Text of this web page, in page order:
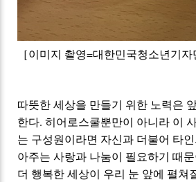
［이미지 촬영=대한민국청소년기자
따뜻한 세상을 만들기 위한 노력은
한다.히어로스쿨뿐만이 아니라 이
는 구성원이라면 자신과 더불어 타
아주는 사랑과 나눔이 필요하기 때
더 행복한 세상이 우리 눈 앞에 펼쳐